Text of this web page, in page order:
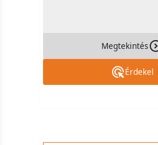
Megtekintés
Érdekel